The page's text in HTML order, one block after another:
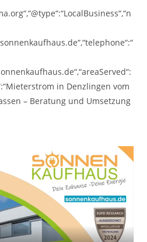
in Denzlingen vom
– Beratung und Umsetzung